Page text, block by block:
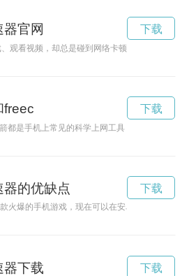
官网
观看视频，却总是碰到网络卡顿的问题？不妨
下载
freec
都是手机上常见的科学上网工具，但究竟哪个
下载
器的优缺点
火爆的手机游戏，现在可以在安卓手机上进行下
下载
器下载 下载